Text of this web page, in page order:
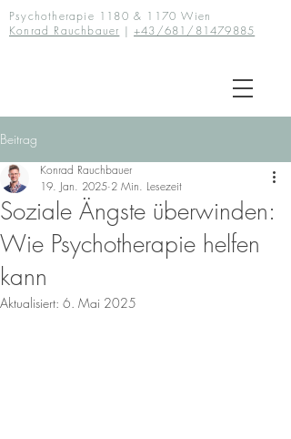
Psychotherapie 1180 & 1170 Wien
Konrad Rauchbauer |+43/681/81479885
Beitrag
Soziale Ängste überwinden:
Wie Psychotherapie helfen
kann
Konrad Rauchbauer
19. Jan. 2025 2 Min. Lesezeit
Aktualisiert: 6. Mai 2025